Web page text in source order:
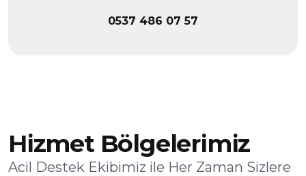
0537 486 07 57
Hizmet Bölgelerimiz
Acil Destek Ekibimiz ile Her Zaman Sizlere